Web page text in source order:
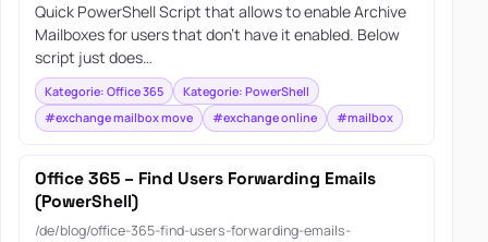
Quick PowerShell Script that allows to enable Archive
Mailboxes for users that don’t have it enabled. Below
script just does…
Kategorie: Office 365
Kategorie: PowerShell
#exchange mailbox move
#exchange online #mailbox
Office 365 – Find Users Forwarding Emails
(PowerShell)
/de/blog/office-365-find-users-forwarding-emails-